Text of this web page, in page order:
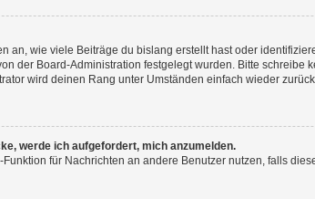
an, wie viele Beiträge du bislang erstellt hast oder
der Board-Administration festgelegt wurden. Bitte
wird deinen Rang unter Umständen einfach wieder
werde ich aufgefordert, mich anzumelden.
für Nachrichten an andere Benutzer nutzen, falls